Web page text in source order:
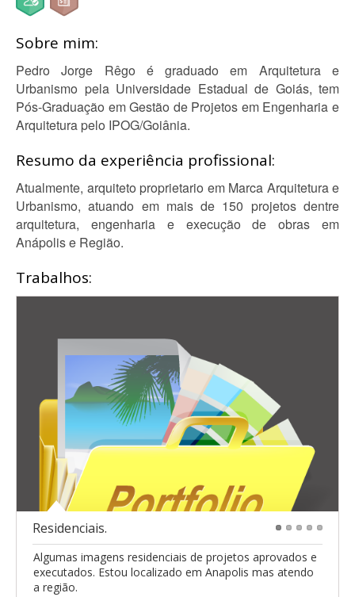
Sobre mim:
Pedro Jorge Rêgo é graduado em Arquitetura e
Urbanismo pela Universidade Estadual de Goiás, tem
Pós-Graduação em Gestão de Projetos em Engenharia e
Arquitetura pelo IPOG/Goiânia.
Resumo da experiência profissional:
Atualmente, arquiteto proprietario em Marca Arquitetura e
Urbanismo, atuando em mais de 150 projetos dentre
arquitetura, engenharia e execução de obras em
Anápolis e Região.
Trabalhos:
Residenciais.
Algumas imagens residenciais de projetos aprovados e
executados. Estou localizado em Anapolis mas atendo
a região.